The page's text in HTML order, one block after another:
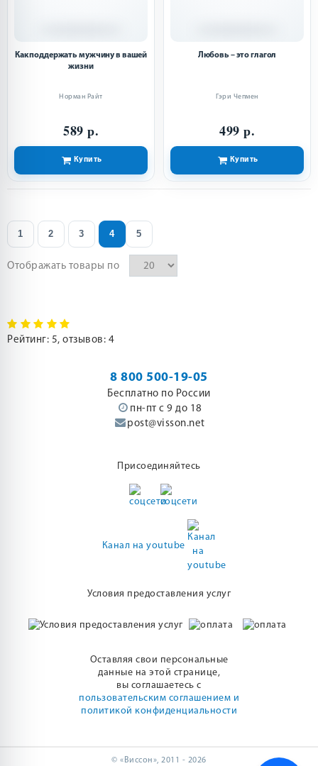
Как поддержать мужчину в вашей
жизни
Норман Райт
589 р.
Купить
Любовь – это глагол
Гэри Чепмен
499 р.
Купить
1 2 3 4 5
Отображать товары по
Рейтинг: 5, отзывов: 4
8 800 500-19-05
Бесплатно по России
пн-пт с 9 до 18
post@visson.net
Присоединяйтесь
Канал на youtube
Условия предоставления услуг
Оставляя свои персональные
данные на этой странице,
вы соглашаетесь с
пользовательским соглашением и
политикой конфиденциальности
© «Виссон», 2011 - 2026